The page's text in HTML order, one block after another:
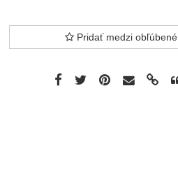
Pridať medzi obľúbené